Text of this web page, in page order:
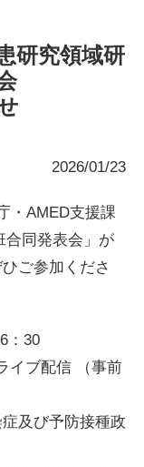
研究領域研
2026/01/23
・AMED支援課
合同発表会」が
ご参加くださ
：30
イブ配信 （事前
及び予防接種政